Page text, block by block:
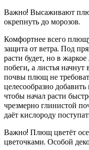
Важно! Высаживают
окрепнуть до морозов.
Комфортнее всего
защита от ветра. Под
расти будет, но в жаркое
побеги, а листья начнут
почвы плющ не
целесообразно
чтобы начал расти
чрезмерно глинистой
даёт кислороду
Важно! Плющ цветёт
цветочками. Особой